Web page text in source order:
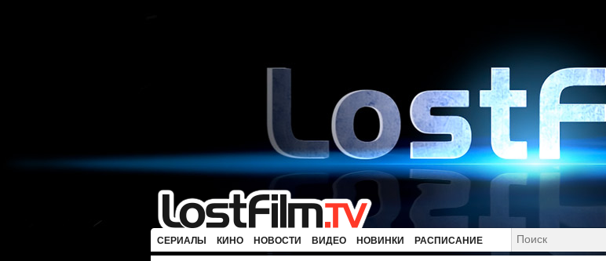
СЕРИАЛЫ КИНО НОВОСТИ ВИДЕО НОВИНКИ РАСПИСАНИЕ